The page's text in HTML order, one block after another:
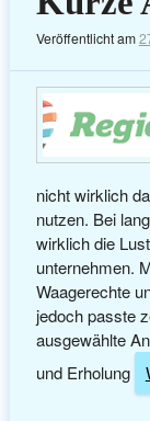
Veröffentlicht am
nicht wirklich
nutzen. Bei
wirklich die
unternehmen.
Waagerechte
jedoch passte
ausgewählte
und Erholung